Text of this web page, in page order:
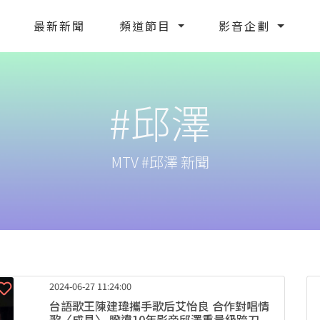
最新新聞 頻道節目 影音企劃
#邱澤
MTV #邱澤 新聞
2024-06-27 11:24:00
台語歌王陳建瑋攜手歌后艾怡良 合作對唱情